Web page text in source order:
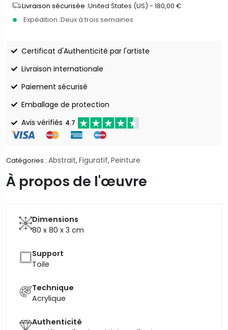
Livraison sécurisée :United States (US) - 180,00 €
Expédition :Deux à trois semaines
Certificat d'Authenticité par l'artiste
Livraison internationale
Paiement sécurisé
Emballage de protection
Avis vérifiés 4.7
Catégories : Abstrait, Figuratif, Peinture
À propos de l'œuvre
Dimensions
80 x 80 x 3 cm
Support
Toile
Technique
Acrylique
Authenticité